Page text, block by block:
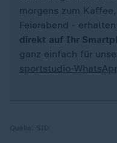
morgens zum
Feierabend -
direkt auf Ihr
ganz einfach für
sportstudio-